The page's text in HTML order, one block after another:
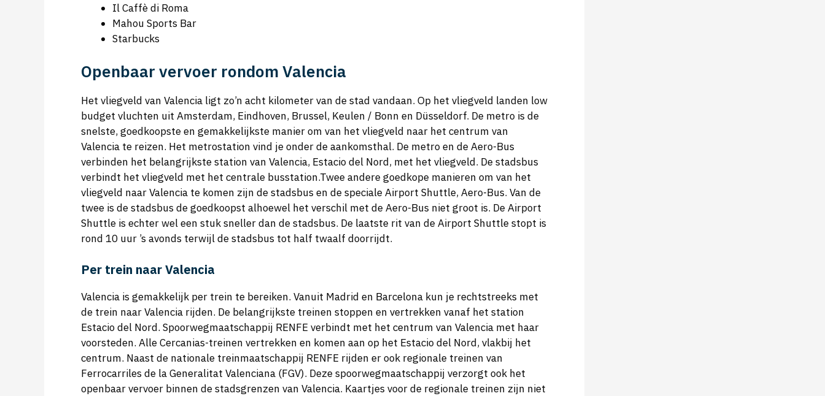
Il Caffè di Roma
Mahou Sports Bar
Starbucks
Openbaar vervoer rondom Valencia
Het vliegveld van Valencia ligt zo’n acht kilometer van de stad vandaan. Op het vliegveld landen low
budget vluchten uit Amsterdam, Eindhoven, Brussel, Keulen / Bonn en Düsseldorf. De metro is de
snelste, goedkoopste en gemakkelijkste manier om van het vliegveld naar het centrum van
Valencia te reizen. Het metrostation vind je onder de aankomsthal. De metro en de Aero-Bus
verbinden het belangrijkste station van Valencia, Estacio del Nord, met het vliegveld. De stadsbus
verbindt het vliegveld met het centrale busstation.Twee andere goedkope manieren om van het
vliegveld naar Valencia te komen zijn de stadsbus en de speciale Airport Shuttle, Aero-Bus. Van de
twee is de stadsbus de goedkoopst alhoewel het verschil met de Aero-Bus niet groot is. De Airport
Shuttle is echter wel een stuk sneller dan de stadsbus. De laatste rit van de Airport Shuttle stopt is
rond 10 uur ’s avonds terwijl de stadsbus tot half twaalf doorrijdt.
Per trein naar Valencia
Valencia is gemakkelijk per trein te bereiken. Vanuit Madrid en Barcelona kun je rechtstreeks met
de trein naar Valencia rijden. De belangrijkste treinen stoppen en vertrekken vanaf het station
Estacio del Nord. Spoorwegmaatschappij RENFE verbindt met het centrum van Valencia met haar
voorsteden. Alle Cercanias-treinen vertrekken en komen aan op het Estacio del Nord, vlakbij het
centrum. Naast de nationale treinmaatschappij RENFE rijden er ook regionale treinen van
Ferrocarriles de la Generalitat Valenciana (FGV). Deze spoorwegmaatschappij verzorgt ook het
openbaar vervoer binnen de stadsgrenzen van Valencia. Kaartjes voor de regionale treinen zijn niet